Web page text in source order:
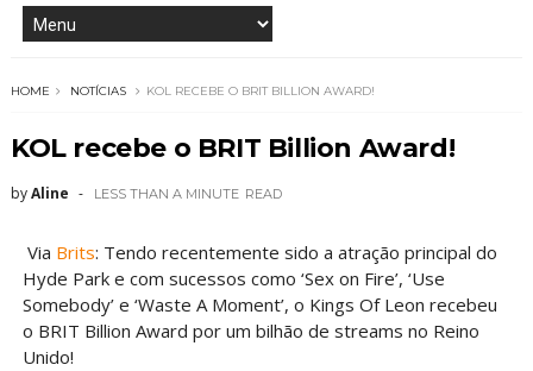
HOME NOTÍCIAS KOL RECEBE O BRIT BILLION AWARD!
KOL recebe o BRIT Billion Award!
byAline LESS THAN A MINUTE READ
Via Brits: Tendo recentemente sido a atração principal do
Hyde Park e com sucessos como ‘Sex on Fire’, ‘Use
Somebody’ e ‘Waste A Moment’, o Kings Of Leon recebeu
o BRIT Billion Award por um bilhão de streams no Reino
Unido!